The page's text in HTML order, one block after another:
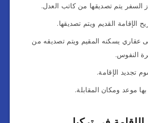
يتم تصديقها من كاتب العدل.
القديم ويتم تصديقها.
عقاري يسكنه المقيم ويتم تصديقه من
النفوس.
تجديد الإقامة.
موعد ومكان المقابلة.